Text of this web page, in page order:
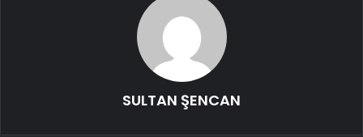
SULTAN ŞENCAN